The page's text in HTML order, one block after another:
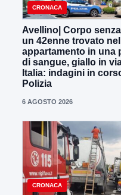
CRONACA
Avellino| Corpo
un 42enne trovato
appartamento in una
di sangue, giallo in
Italia: indagini in
Polizia
6 AGOSTO 2026
CRONACA